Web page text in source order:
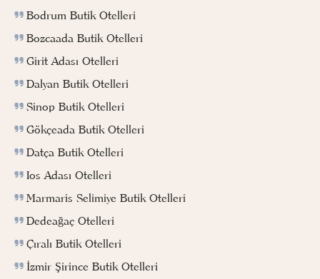
Bodrum Butik Otelleri
Bozcaada Butik Otelleri
Girit Adası Otelleri
Dalyan Butik Otelleri
Sinop Butik Otelleri
Gökçeada Butik Otelleri
Datça Butik Otelleri
Ios Adası Otelleri
Marmaris Selimiye Butik Otelleri
Dedeağaç Otelleri
Çıralı Butik Otelleri
İzmir Şirince Butik Otelleri